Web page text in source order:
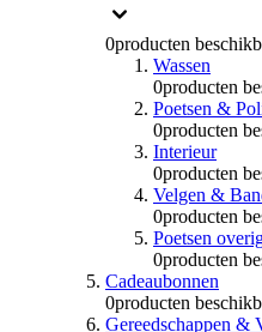
0producten
Wassen
0producten
Poetsen &
0producten
Interieur
0producten
Velgen &
0producten
Poetsen
0producten
Cadeaubonnen
0producten
Gereedschappen &